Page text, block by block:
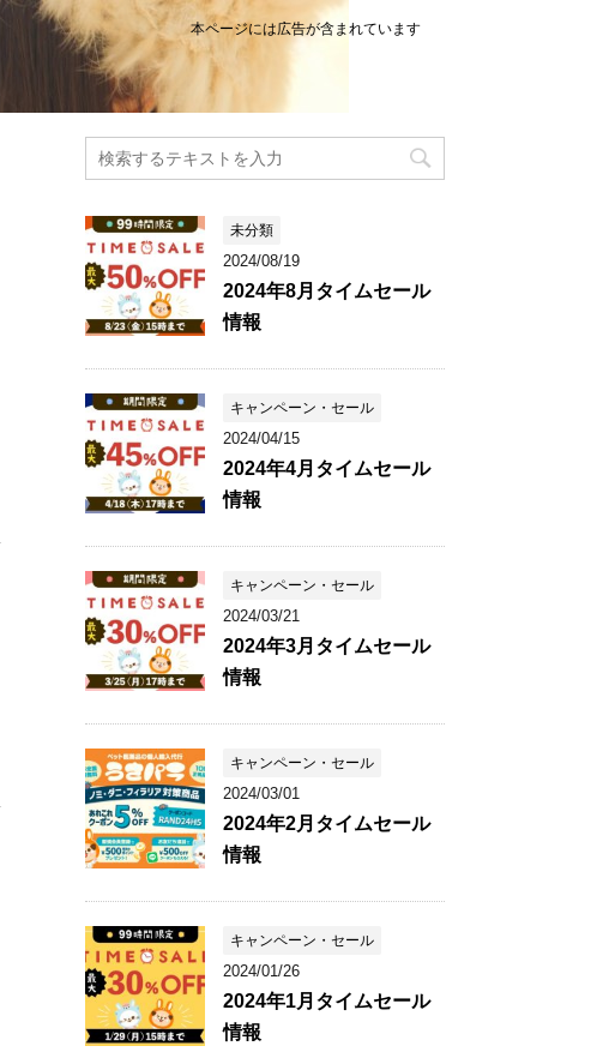
本ページには広告が含まれています
未分類
2024/08/19
2024年8月タイムセール
情報
キャンペーン・セール
2024/04/15
2024年4月タイムセール
情報
キャンペーン・セール
2024/03/21
2024年3月タイムセール
情報
キャンペーン・セール
2024/03/01
2024年2月タイムセール
情報
キャンペーン・セール
2024/01/26
2024年1月タイムセール
情報